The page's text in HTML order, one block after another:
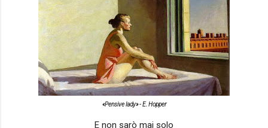
«Pensive lady» - E. Hopper
E non sarò mai solo